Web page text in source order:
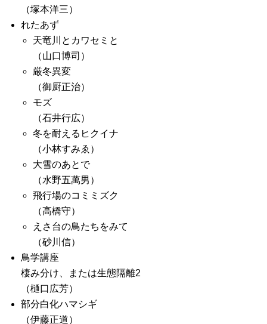
（塚本洋三）
れたあず
天竜川とカワセミと
（山口博司）
厳冬異変
（御厨正治）
モズ
（石井行広）
冬を耐えるヒクイナ
（小林すみゑ）
大雪のあとで
（水野五萬男）
飛行場のコミミズク
（高橋守）
えさ台の鳥たちをみて
（砂川信）
鳥学講座
棲み分け、または生態隔離2
（樋口広芳）
部分白化ハマシギ
（伊藤正道）